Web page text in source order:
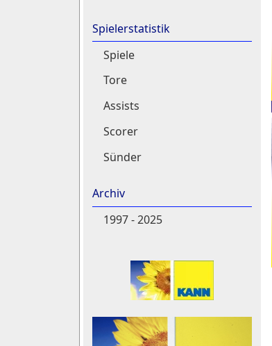
Spielerstatistik
Spiele
Tore
Assists
Scorer
Sünder
Archiv
1997 - 2025